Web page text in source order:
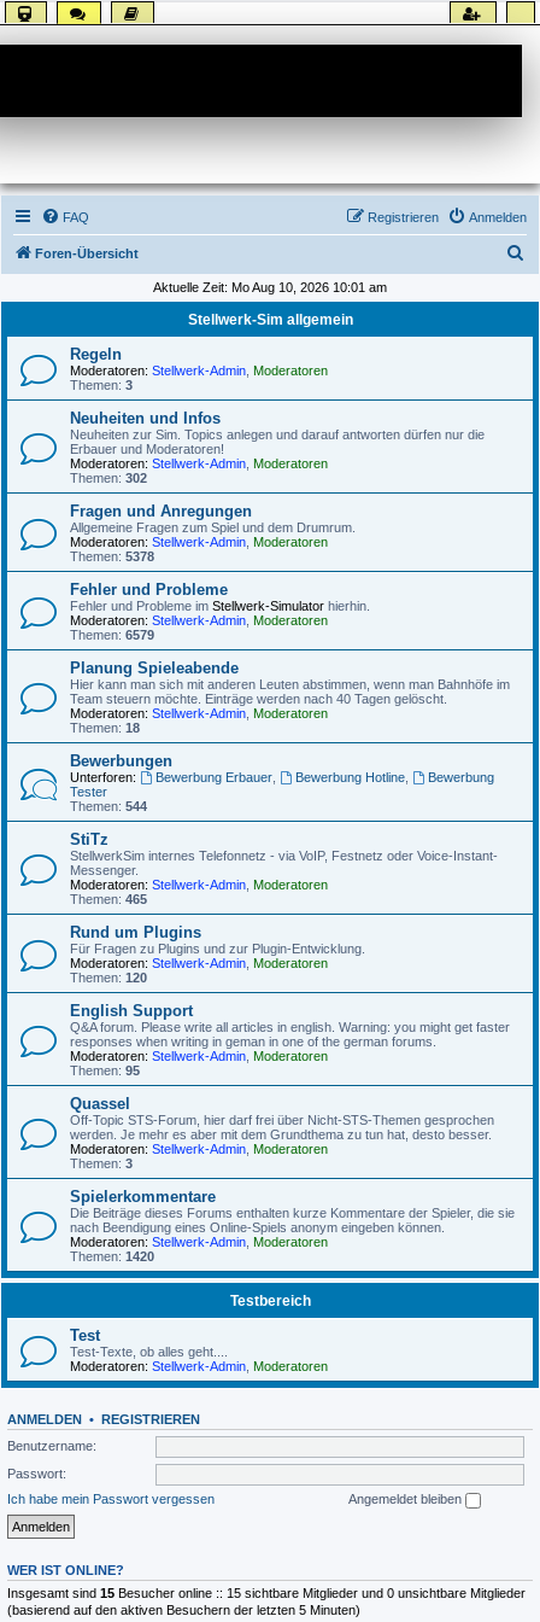
FAQ Anmelden
Registrieren
Foren-Übersicht
h
Aktuelle Zeit: Mo Aug 10, 2026 10:01 am
Stellwerk-Sim allgemein
Regeln
Moderatoren: Stellwerk-Admin Moderatoren
Themen: 3
Neuheiten und Infos
Neuheiten zur Sim. Topics anlegen und darauf antworten dürfen nur die
Erbauer und Moderatoren!
Moderatoren: Stellwerk-Admin Moderatoren
Themen: 302
Fragen und Anregungen
Allgemeine Fragen zum Spiel und dem Drumrum.
Moderatoren: Stellwerk-Admin Moderatoren
Themen: 5378
Fehler und Probleme
Fehler und Probleme im Stellwerk-Simulator hierhin.
Moderatoren: Stellwerk-Admin Moderatoren
Themen: 6579
Planung Spieleabende
Hier kann man sich mit anderen Leuten abstimmen, wenn man Bahnhöfe im
Team steuern möchte. Einträge werden nach 40 Tagen gelöscht.
Moderatoren: Stellwerk-Admin Moderatoren
Themen: 18
Bewerbungen
Unterforen: Bewerbung Erbauer, Bewerbung Hotline,
Bewerbung
Tester
Themen: 544
StiTz
StellwerkSim internes Telefonnetz - via VoIP, Festnetz oder Voice-Instant-
Messenger.
Moderatoren: Stellwerk-Admin Moderatoren
Themen: 465
Rund um Plugins
Für Fragen zu Plugins und zur Plugin-Entwicklung.
Moderatoren: Stellwerk-Admin Moderatoren
Themen: 120
English Support
Q&A forum. Please write all articles in english. Warning: you might get faster
responses when writing in geman in one of the german forums.
Moderatoren: Stellwerk-Admin Moderatoren
Themen: 95
Quassel
Off-Topic STS-Forum, hier darf frei über Nicht-STS-Themen gesprochen
werden. Je mehr es aber mit dem Grundthema zu tun hat, desto besser.
Moderatoren: Stellwerk-Admin Moderatoren
Themen: 3
Spielerkommentare
Die Beiträge dieses Forums enthalten kurze Kommentare der Spieler, die sie
nach Beendigung eines Online-Spiels anonym eingeben können.
Moderatoren: Stellwerk-Admin Moderatoren
Themen: 1420
Testbereich
Test
Test-Texte, ob alles geht....
Moderatoren: Stellwerk-Admin Moderatoren
ANMELDEN • REGISTRIEREN
Benutzername:
Passwort:
Ich habe mein Passwort vergessen
Angemeldet bleiben
WER IST ONLINE?
Insgesamt sind 15 Besucher online :: 15 sichtbare Mitglieder und 0 unsichtbare Mitglieder
(basierend auf den aktiven Besuchern der letzten 5 Minuten)